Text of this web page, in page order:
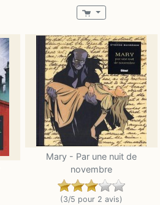
Mary - Par une nuit de
novembre
(3/5 pour 2 avis)